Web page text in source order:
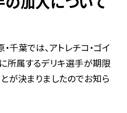
千葉では、アトレチコ・ゴイ
に所属するデリキ選手が期限
が決まりましたのでお知ら